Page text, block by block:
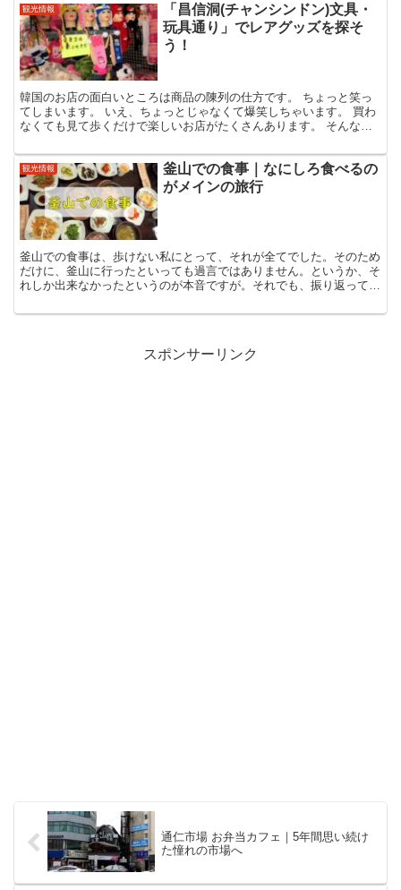
観光情報
「昌信洞(チャンシンドン)文具・
玩具通り」でレアグッズを探そ
う！
韓国のお店の面白いところは商品の陳列の仕方です。 ちょっと笑っ
てしまいます。 いえ、ちょっとじゃなくて爆笑しちゃいます。 買わ
なくても見て歩くだけで楽しいお店がたくさんあります。 そんな楽
観光情報
釜山での食事｜なにしろ食べるの
がメインの旅行
釜山での食事は、歩けない私にとって、それが全てでした。そのため
だけに、釜山に行ったといっても過言ではありません。というか、そ
れしか出来なかったというのが本音ですが。それでも、振り返ってみ
スポンサーリンク
通仁市場 お弁当カフェ｜5年間思い続け
た憧れの市場へ